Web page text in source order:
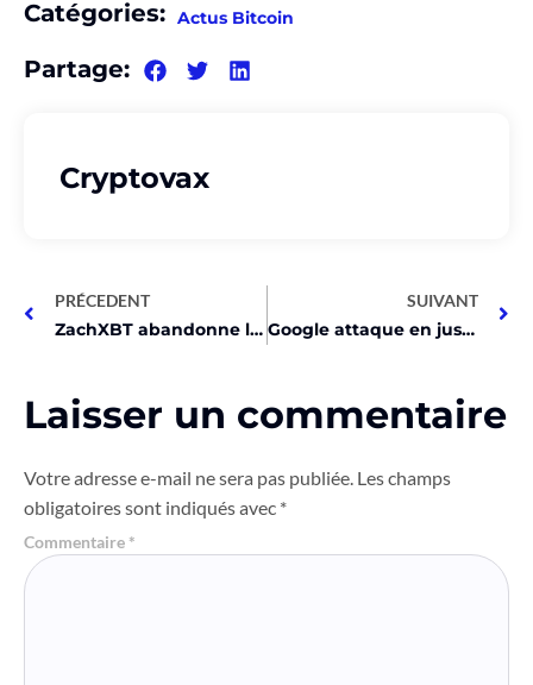
Catégories: Actus Bitcoin
Partage:
Cryptovax
PRÉCEDENT
ZachXBT abandonne les investisseurs après trahison des devs!
SUIVANT
Google attaque en justice des arnaqueurs crypto!
Laisser un commentaire
Votre adresse e-mail ne sera pas publiée. Les champs
obligatoires sont indiqués avec *
Commentaire *